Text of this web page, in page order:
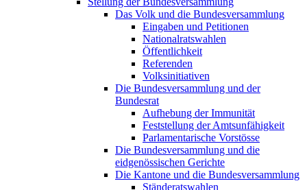
Das Volk und die Bundesversammlung
Eingaben und Petitionen
Nationalratswahlen
Öffentlichkeit
Referenden
Volksinitiativen
Die Bundesversammlung und der
Bundesrat
Aufhebung der Immunität
Feststellung der Amtsunfähigkeit
Parlamentarische Vorstösse
Die Bundesversammlung und die
eidgenössischen Gerichte
Die Kantone und die Bundesversammlung
Ständeratswahlen